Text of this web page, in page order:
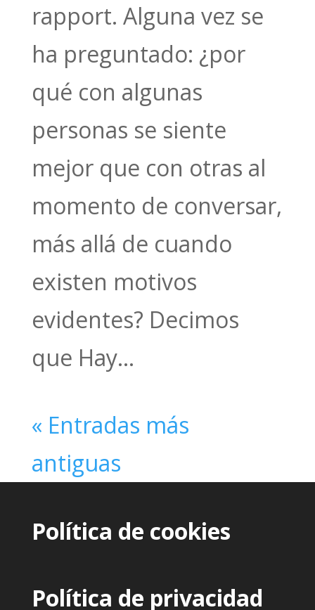
rapport. Alguna vez se
ha preguntado: ¿por
qué con algunas
personas se siente
mejor que con otras al
momento de conversar,
más allá de cuando
existen motivos
evidentes? Decimos
que Hay...
« Entradas más
antiguas
Política de cookies
Política de privacidad